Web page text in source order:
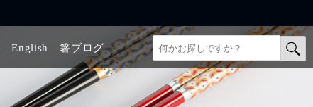
English 箸ブログ